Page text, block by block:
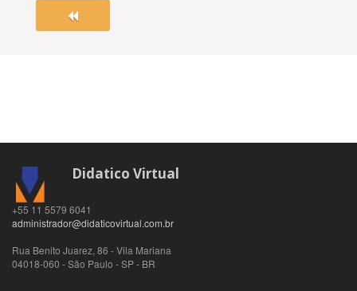
Didatico Virtual
+55 11 5579 6041
administrador@didaticovirtual.com.br
Rua Benito Juarez, 86 - Vila Mariana
04018-060 -São Paulo -SP- BR